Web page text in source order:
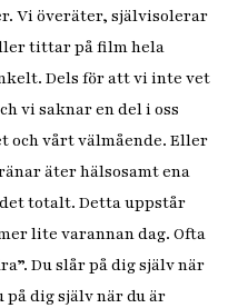
Vi överäter, självisolerar
tittar på film hela
Dels för att vi inte vet
vi saknar en del i oss
och vårt välmående. Eller
äter hälsosamt ena
totalt. Detta uppstår
lite varannan dag. Ofta
Du slår på dig själv när
dig själv när du är